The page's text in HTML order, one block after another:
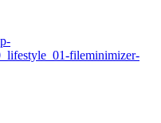
fileminimizer-